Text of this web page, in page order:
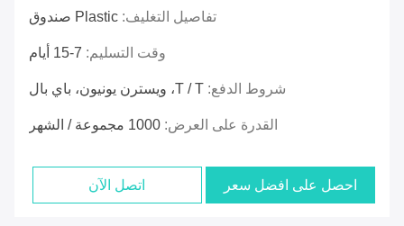
تفاصيل التغليف: Plastic صندوق
وقت التسليم: 7-15 أيام
شروط الدفع: T / T، ويسترن يونيون، باي بال
القدرة على العرض: 1000 مجموعة / الشهر
احصل على افضل سعر اتصل الآن